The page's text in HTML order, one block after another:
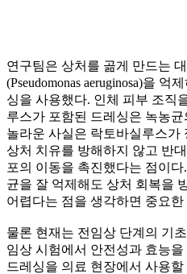
연구팀은 상처를 곪게 만드는
(Pseudomonas aeruginosa)을 억
싱을 사용했다. 인체 피부 조직
루스가 포함된 드레싱은 녹농균
놀라운 사실은 락토바실루스가
상처 치유를 방해하지 않고 반
포의 이동을 촉진했다는 점이
균을 잘 억제해도 상처 회복을
어렵다는 점을 생각하면 중요한
물론 현재는 전임상 단계의 기
임상 시험에서 안전성과 효능
드레싱을 의료 현장에서 사용